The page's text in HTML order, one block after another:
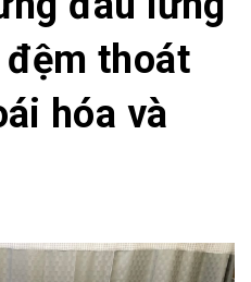
thoát
hóa và